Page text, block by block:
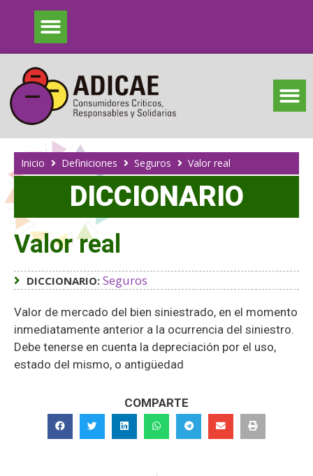
Inicio Definiciones Seguros Valor real
DICCIONARIO
Valor real
DICCIONARIO: Seguros
Valor de mercado del bien siniestrado, en el momento
inmediatamente anterior a la ocurrencia del siniestro.
Debe tenerse en cuenta la depreciación por el uso,
estado del mismo, o antigüedad
COMPARTE